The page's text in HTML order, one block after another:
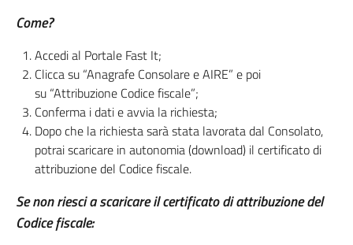
Come?
Accedi al Portale Fast It;
Clicca su “Anagrafe Consolare e AIRE” e poi
su “Attribuzione Codice fiscale”;
Conferma i dati e avvia la richiesta;
Dopo che la richiesta sarà stata lavorata dal Consolato,
potrai scaricare in autonomia (download) il certificato di
attribuzione del Codice fiscale.
Se non riesci a scaricare il certificato di attribuzione del
Codice fiscale: